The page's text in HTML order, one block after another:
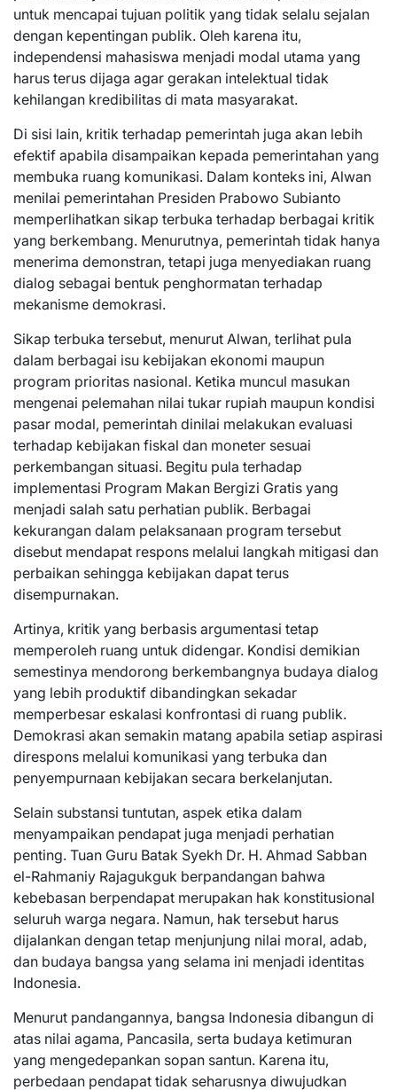
untuk mencapai tujuan politik yang tidak selalu sejalan
dengan kepentingan publik. Oleh karena itu,
independensi mahasiswa menjadi modal utama yang
harus terus dijaga agar gerakan intelektual tidak
kehilangan kredibilitas di mata masyarakat.
Di sisi lain, kritik terhadap pemerintah juga akan lebih
efektif apabila disampaikan kepada pemerintahan yang
membuka ruang komunikasi. Dalam konteks ini, Alwan
menilai pemerintahan Presiden Prabowo Subianto
memperlihatkan sikap terbuka terhadap berbagai kritik
yang berkembang. Menurutnya, pemerintah tidak hanya
menerima demonstran, tetapi juga menyediakan ruang
dialog sebagai bentuk penghormatan terhadap
mekanisme demokrasi.
Sikap terbuka tersebut, menurut Alwan, terlihat pula
dalam berbagai isu kebijakan ekonomi maupun
program prioritas nasional. Ketika muncul masukan
mengenai pelemahan nilai tukar rupiah maupun kondisi
pasar modal, pemerintah dinilai melakukan evaluasi
terhadap kebijakan fiskal dan moneter sesuai
perkembangan situasi. Begitu pula terhadap
implementasi Program Makan Bergizi Gratis yang
menjadi salah satu perhatian publik. Berbagai
kekurangan dalam pelaksanaan program tersebut
disebut mendapat respons melalui langkah mitigasi dan
perbaikan sehingga kebijakan dapat terus
disempurnakan.
Artinya, kritik yang berbasis argumentasi tetap
memperoleh ruang untuk didengar. Kondisi demikian
semestinya mendorong berkembangnya budaya dialog
yang lebih produktif dibandingkan sekadar
memperbesar eskalasi konfrontasi di ruang publik.
Demokrasi akan semakin matang apabila setiap aspirasi
direspons melalui komunikasi yang terbuka dan
penyempurnaan kebijakan secara berkelanjutan.
Selain substansi tuntutan, aspek etika dalam
menyampaikan pendapat juga menjadi perhatian
penting. Tuan Guru Batak Syekh Dr. H. Ahmad Sabban
el-Rahmaniy Rajagukguk berpandangan bahwa
kebebasan berpendapat merupakan hak konstitusional
seluruh warga negara. Namun, hak tersebut harus
dijalankan dengan tetap menjunjung nilai moral, adab,
dan budaya bangsa yang selama ini menjadi identitas
Indonesia.
Menurut pandangannya, bangsa Indonesia dibangun di
atas nilai agama, Pancasila, serta budaya ketimuran
yang mengedepankan sopan santun. Karena itu,
perbedaan pendapat tidak seharusnya diwujudkan